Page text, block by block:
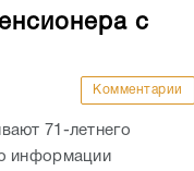
с
Комментарии
71-летнего
информации